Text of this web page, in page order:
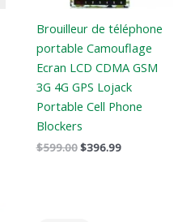
Brouilleur de téléphone
portable Camouflage
Ecran LCD CDMA GSM
3G 4G GPS Lojack
Portable Cell Phone
Blockers
$599.00$396.99